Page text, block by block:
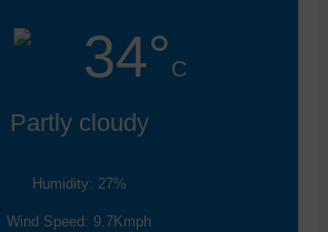
34°C
Partly cloudy
Humidity: 27%
Wind Speed: 9.7Kmph